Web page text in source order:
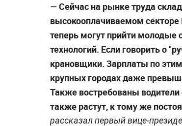
— Сейчас на рынке труда
высокооплачиваемом секторе
теперь могут прийти молодые
технологий. Если говорить о
крановщики. Зарплаты по
крупных городах даже
Также востребованы водители
также растут, к тому же
рассказал первый вице-